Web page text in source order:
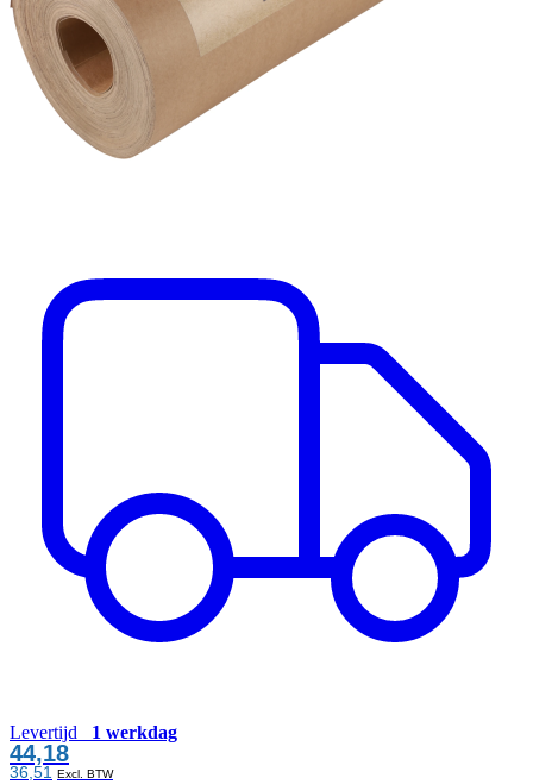
Levertijd 1 werkdag
44,18
36,51